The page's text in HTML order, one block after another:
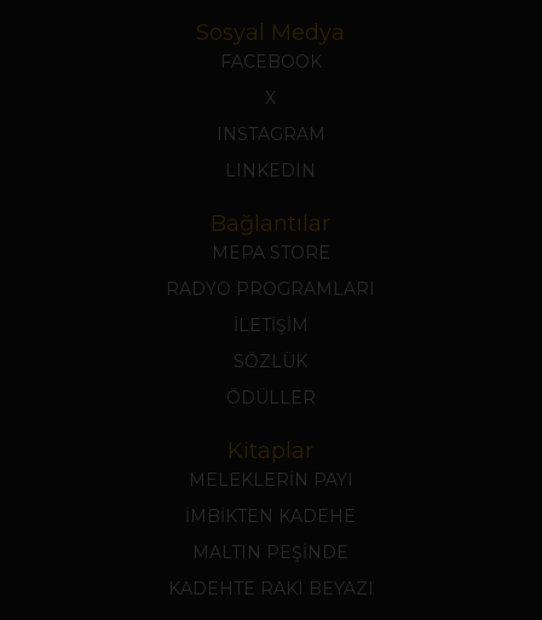
Sosyal Medya
FACEBOOK
X
INSTAGRAM
LINKEDIN
Bağlantılar
MEPA STORE
RADYO PROGRAMLARI
İLETİŞİM
SÖZLÜK
ÖDÜLLER
Kitaplar
MELEKLERİN PAYI
İMBİKTEN KADEHE
MALTIN PEŞİNDE
KADEHTE RAKI BEYAZI